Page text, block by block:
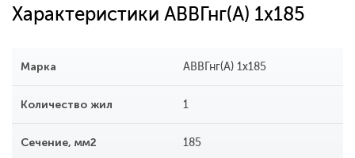
Характеристики АВВГнг(А) 1x185
Марка АВВГнг(А) 1x185
Количество жил 1
Сечение, мм2 185